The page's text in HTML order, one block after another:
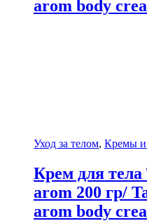
arom body
Уход за телом, Кремы и
Крем для
arom 200 гр/
arom body